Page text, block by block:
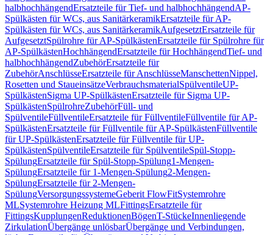
halbhochhängendErsatzteile für Tief- und halbhochhängendAP-
Spülkästen für WCs, aus SanitärkeramikErsatzteile für AP-
Spülkästen für WCs, aus SanitärkeramikAufgesetztErsatzteile für
AufgesetztSpülrohre für AP-SpülkästenErsatzteile für Spülrohre für
AP-SpülkästenHochhängendErsatzteile für HochhängendTief- und
halbhochhängendZubehörErsatzteile für
ZubehörAnschlüsseErsatzteile für AnschlüsseManschettenNippel,
Rosetten und StaueinsätzeVerbrauchsmaterialSpülventileUP-
SpülkästenSigma UP-SpülkästenErsatzteile für Sigma UP-
SpülkästenSpülrohreZubehörFüll- und
SpülventileFüllventileErsatzteile für FüllventileFüllventile für AP-
SpülkästenErsatzteile für Füllventile für AP-SpülkästenFüllventile
für UP-SpülkästenErsatzteile für Füllventile für UP-
SpülkästenSpülventileErsatzteile für SpülventileSpül-Stopp-
SpülungErsatzteile für Spül-Stopp-Spülung1-Mengen-
SpülungErsatzteile für 1-Mengen-Spülung2-Mengen-
SpülungErsatzteile für 2-Mengen-
SpülungVersorgungssystemeGeberit FlowFitSystemrohre
MLSystemrohre Heizung MLFittingsErsatzteile für
FittingsKupplungenReduktionenBögenT-StückeInnenliegende
ZirkulationÜbergänge unlösbarÜbergänge und Verbindungen,